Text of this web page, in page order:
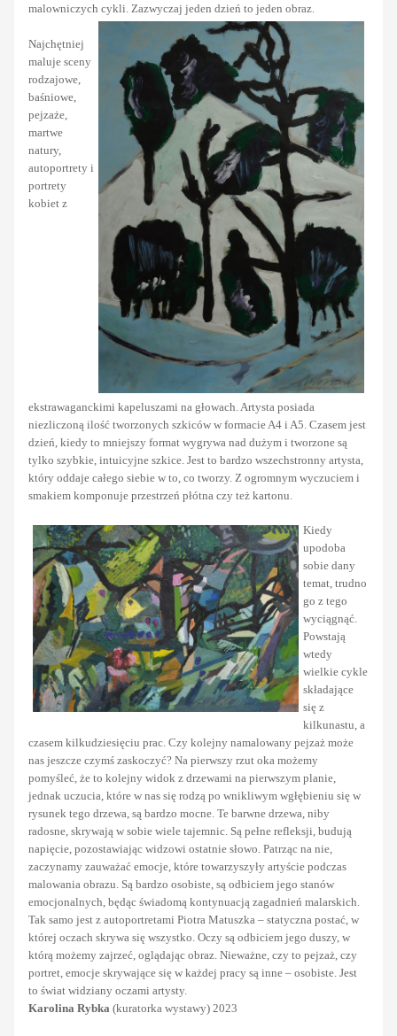
malowniczych cykli. Zazwyczaj jeden dzień to jeden obraz.
Najchętniej
maluje sceny
rodzajowe,
baśniowe,
pejzaże,
martwe
natury,
autoportrety i
portrety
kobiet z
ekstrawaganckimi kapeluszami na głowach. Artysta posiada
niezliczoną ilość tworzonych szkiców w formacie A4 i A5. Czasem jest
dzień, kiedy to mniejszy format wygrywa nad dużym i tworzone są
tylko szybkie, intuicyjne szkice. Jest to bardzo wszechstronny artysta,
który oddaje całego siebie w to, co tworzy. Z ogromnym wyczuciem i
smakiem komponuje przestrzeń płótna czy też kartonu.
Kiedy
upodoba
sobie dany
temat, trudno
go z tego
wyciągnąć.
Powstają
wtedy
wielkie cykle
składające
się z
kilkunastu, a
czasem kilkudziesięciu prac. Czy kolejny namalowany pejzaż może
nas jeszcze czymś zaskoczyć? Na pierwszy rzut oka możemy
pomyśleć, że to kolejny widok z drzewami na pierwszym planie,
jednak uczucia, które w nas się rodzą po wnikliwym wgłębieniu się w
rysunek tego drzewa, są bardzo mocne. Te barwne drzewa, niby
radosne, skrywają w sobie wiele tajemnic. Są pełne refleksji, budują
napięcie, pozostawiając widzowi ostatnie słowo. Patrząc na nie,
zaczynamy zauważać emocje, które towarzyszyły artyście podczas
malowania obrazu. Są bardzo osobiste, są odbiciem jego stanów
emocjonalnych, będąc świadomą kontynuacją zagadnień malarskich.
Tak samo jest z autoportretami Piotra Matuszka – statyczna postać, w
której oczach skrywa się wszystko. Oczy są odbiciem jego duszy, w
którą możemy zajrzeć, oglądając obraz. Nieważne, czy to pejzaż, czy
portret, emocje skrywające się w każdej pracy są inne – osobiste. Jest
to świat widziany oczami artysty.
Karolina Rybka (kuratorka wystawy) 2023